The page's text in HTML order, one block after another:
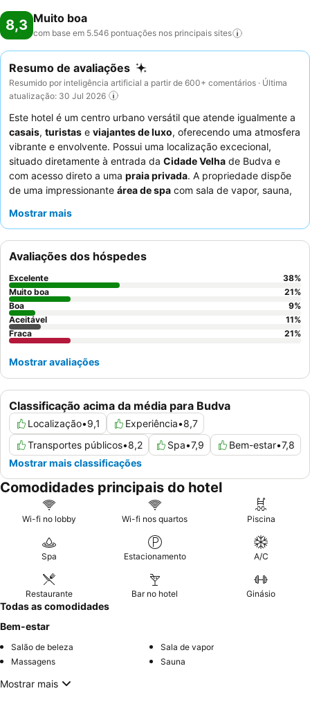
8,3 Muito boa
com base em 5.546 pontuações nos principais sites
Resumo de avaliações
Resumido por inteligência artificial a partir de 600+ comentários · Última
atualização: 30 Jul 2026
Este hotel é um centro urbano versátil que atende igualmente a
casais, turistas e viajantes de luxo, oferecendo uma atmosfera
vibrante e envolvente. Possui uma localização excecional,
situado diretamente à entrada da Cidade Velha de Budva e
com acesso direto a uma praia privada. A propriedade dispõe
de uma impressionante área de spa com sala de vapor, sauna,
incluindo uma notável piscina infinita com vistas panorâmicas.
almoço
pela sua vasta seleção e a
pelo seu serviço simpático e eficiente. Para uma experiência
verdadeiramente melhorada, considere reservar um quarto com
vistas deslumbrantes para o mar
privada.
Mostrar mais
Classificação acima da média para Budva
Localização•9,1 Experiência•8,7
Transportes públicos•8,2 Spa•7,9 Bem-estar•7,8
Mostrar mais classificações
Avaliações dos hóspedes
Excelente 38%
Muito boa
21%
Boa
9%
Aceitável
11%
Fraca
21%
Mostrar avaliações
Comodidades principais do hotel
Wi-fi no lobby Wi-fi nos quartos Piscina
Spa Estacionamento A/C
Restaurante Bar no hotel Ginásio
Todas as comodidades
Bem-estar
Salão de beleza
Sala de vapor
Massagens
Sauna
Mostrar mais